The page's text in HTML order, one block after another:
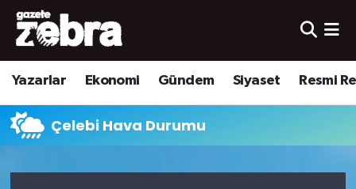
Yazarlar Ekonomi Gündem Siyaset Resmi
Çelebi Hava Durumu
Yazarlar
Ekonomi
Kültür-Sanat
Nöbetçi Eczaneler
Hava Durumu
Trafik Durumu